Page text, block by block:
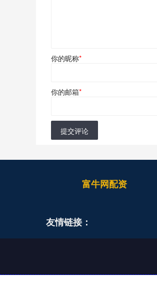
你的昵称*
你的邮箱*
提交评论
富牛网配资
友情链接：